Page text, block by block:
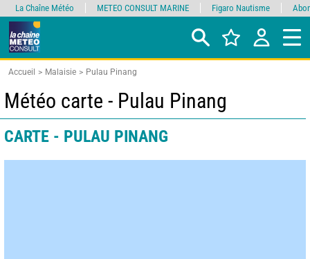
Accueil Malaisie Pulau Pinang
Météo carte - Pulau Pinang
CARTE - PULAU PINANG
La Chaîne Météo METEO CONSULT MARINE Figaro Nautisme